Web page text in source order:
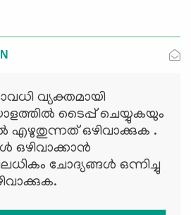
വ്യക്തമായി
ടൈപ്പ് ചെയ്യുകയും
എഴുതുന്നത് ഒഴിവാക്കുക .
ഒഴിവാക്കാന്‍
ചോദ്യങ്ങള്‍ ഒന്നിച്ചു